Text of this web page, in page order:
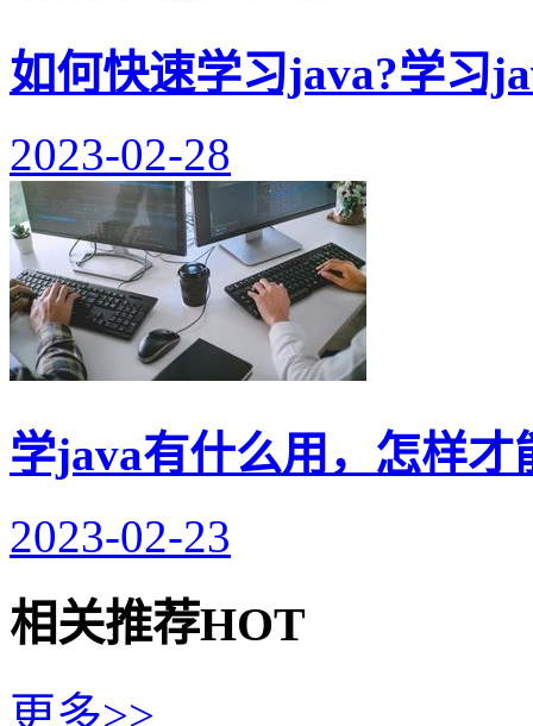
如何快速学习java?学习
2023-02-28
学java有什么用，怎样才
2023-02-23
相关推荐HOT
更多>>